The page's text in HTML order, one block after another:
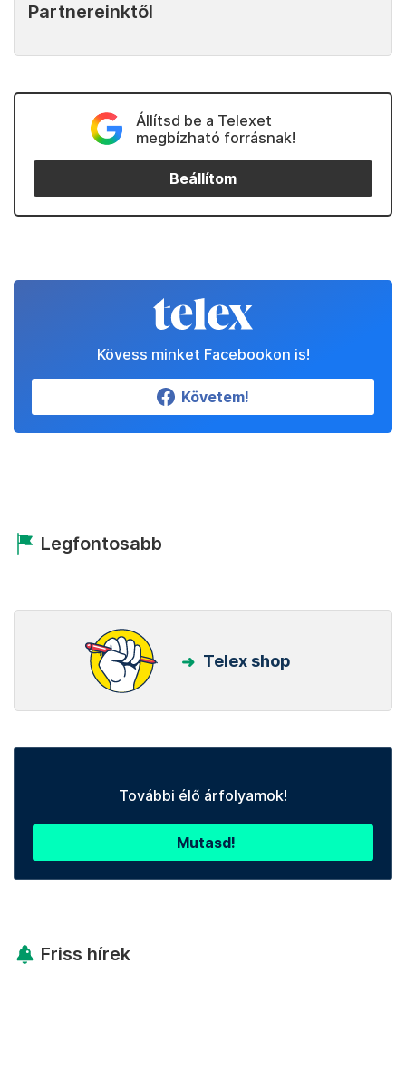
Partnereinktől
Állítsd be a Telexet
megbízható forrásnak!
Beállítom
Kövess minket Facebookon is!
Követem!
Legfontosabb
Telex shop
További élő árfolyamok!
Mutasd!
Friss hírek